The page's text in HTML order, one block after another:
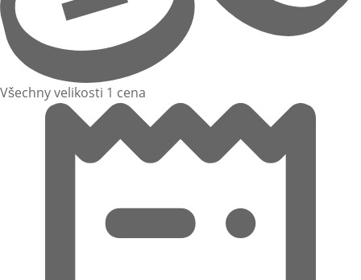
Všechny velikosti 1 cena